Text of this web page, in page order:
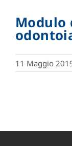
Modulo
11 Maggio